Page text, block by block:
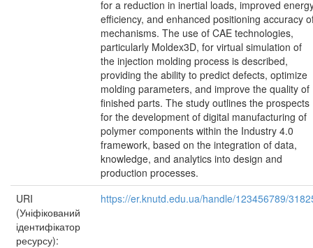
for a reduction in inertial loads, improved
efficiency, and enhanced positioning accuracy
mechanisms. The use of CAE technologies,
particularly Moldex3D, for virtual simulation of
the injection molding process is described,
providing the ability to predict defects, optimize
molding parameters, and improve the quality of
finished parts. The study outlines the prospects
for the development of digital manufacturing of
polymer components within the Industry 4.0
framework, based on the integration of data,
knowledge, and analytics into design and
production processes.
URI
(Уніфікований
ідентифікатор
ресурсу):
https://er.knutd.edu.ua/handle/123456789/